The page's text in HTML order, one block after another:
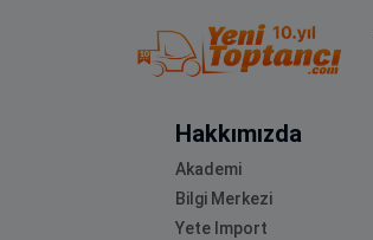
Hakkımızda
Akademi
Bilgi Merkezi
Yete Import